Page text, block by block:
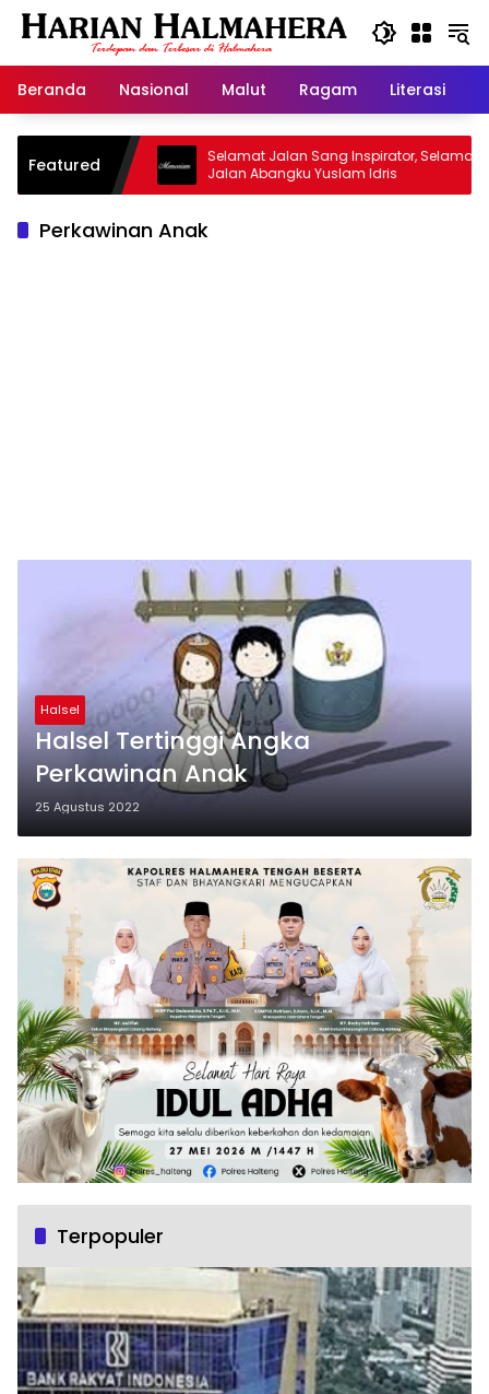
Langsung
Beranda
Nasional Malut Ragam Literasi
Featured
Warisan
Selamat Jalan Sang Inspirator, Selamat
Jalan Abangku Yuslam Idris
Perkawinan Anak
Halsel
Halsel Tertinggi Angka
Perkawinan Anak
25 Agustus 2022
Terpopuler